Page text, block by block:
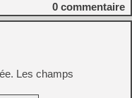
0 commentaire
Les champs